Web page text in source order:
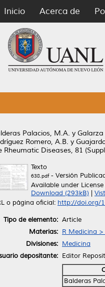
Inicio Acerca de
Palacios, M.A. y Galarza
Romero, A.B. y
Rheumatic Diseases, 81
Texto
638.pdf- Versión
Available under License
Download (293kB)
o página oficial: http://doi.org/
Tipo de elemento: Article
Materias: R Medicina
Divisiones: Medicina
depositante: Editor
Balderas